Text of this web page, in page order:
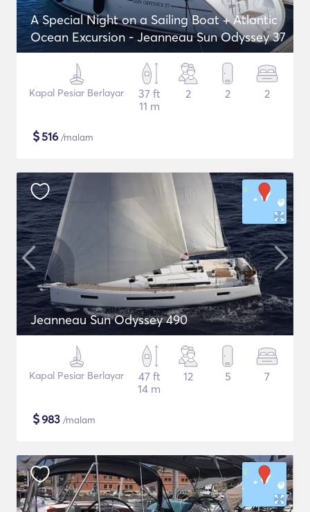
A Special Night on a Sailing Boat + Atlantic
Ocean Excursion - Jeanneau Sun Odyssey 37
Kapal Pesiar Berlayar
37 ft
11 m
2 2 2
$516 /malam
Jeanneau Sun Odyssey 490
Kapal Pesiar Berlayar
47 ft
14 m
12 5 7
$983 /malam